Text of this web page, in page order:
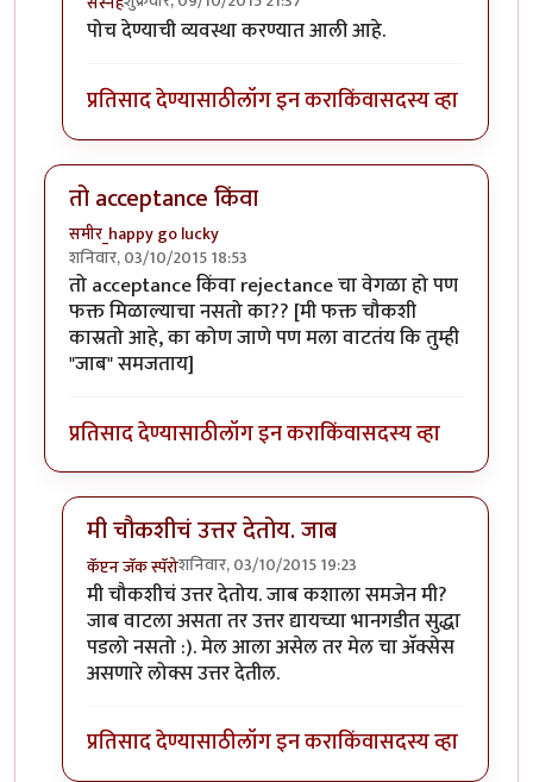
In reply toज्यांनी पाठवलं त्यांच्यासाठीby
पोच देण्याची व्यवस्था करण्यात आली आहे.
प्रतिसाद देण्यासाठीलॉग इन कराकिंवासदस्य व्हा
तो acceptance किंवा
समीर_happy go lucky
शनिवार, 03/10/2015 18:53
तो acceptance किंवा rejectance चा वेगळा हो पण
फक्त मिळाल्याचा नसतो का?? [मी फक्त चौकशी
कास्रतो आहे, का कोण जाणे पण मला वाटतंय कि तुम्ही
"जाब" समजताय]
प्रतिसाद देण्यासाठीलॉग इन कराकिंवासदस्य व्हा
मी चौकशीचं उत्तर देतोय. जाब
कॅप्टन जॅक स्पॅरोशनिवार, 03/10/2015 19:23
In reply toतो acceptance किंवाbyसमीर_happy go
मी चौकशीचं उत्तर देतोय. जाब कशाला समजेन मी?
जाब वाटला असता तर उत्तर द्यायच्या भानगडीत सुद्धा
पडलो नसतो :). मेल आला असेल तर मेल चा अ‍ॅक्सेस
असणारे लोक्स उत्तर देतील.
प्रतिसाद देण्यासाठीलॉग इन कराकिंवासदस्य व्हा